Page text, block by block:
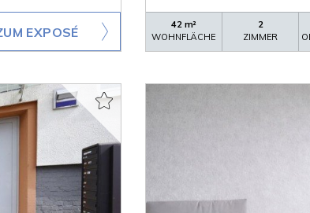
EXPOSÉ
42 m²
WOHNFLÄCHE
2
ZIMMER